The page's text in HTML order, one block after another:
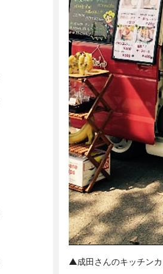
▲成田さんのキッチン